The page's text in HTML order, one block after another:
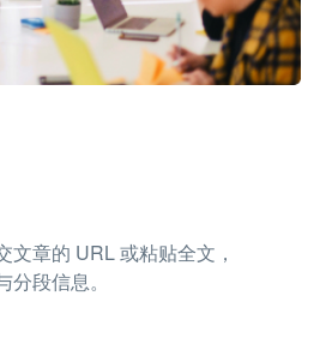
章的 URL 或粘贴全文，
段信息。